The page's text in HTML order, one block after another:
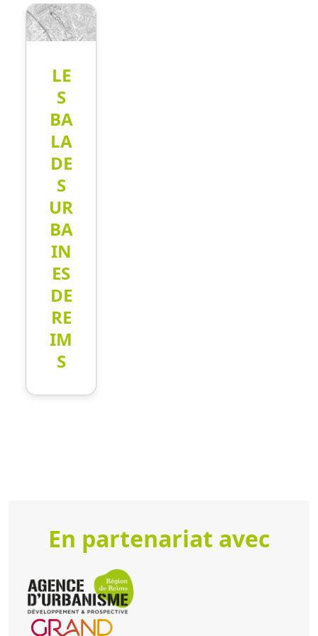
LE
S
BA
LA
DE
S
UR
BA
IN
ES
DE
RE
IM
S
En partenariat avec